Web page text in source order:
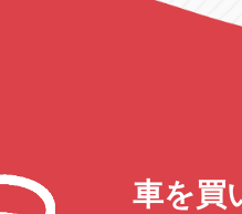
車を買